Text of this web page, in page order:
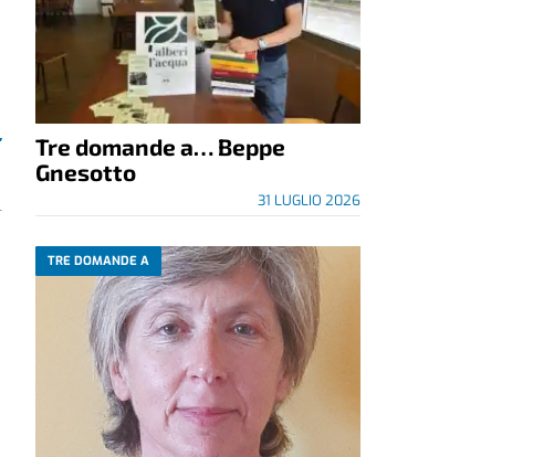
Tre domande a… Beppe
Gnesotto
31 LUGLIO 2026
TRE DOMANDE A